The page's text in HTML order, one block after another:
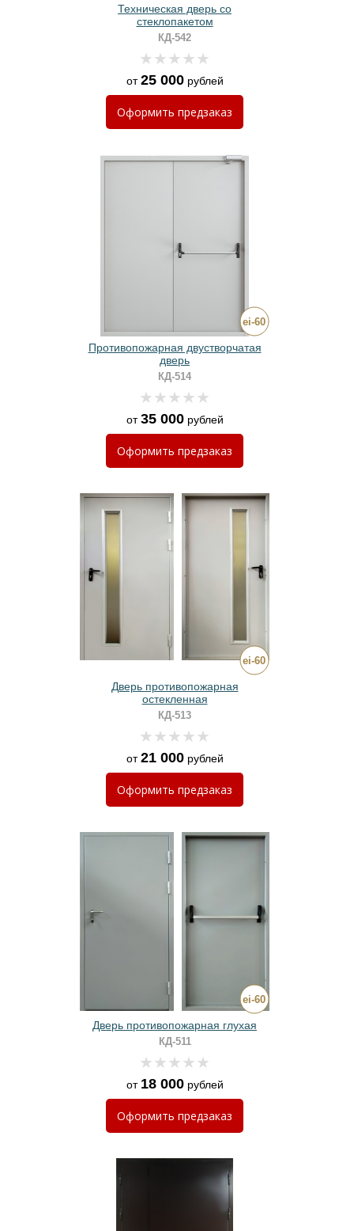
Техническая дверь со
стеклопакетом
КД-542
от25 000рублей
Оформить предзаказ
Противопожарная двустворчатая
дверь
КД-514
от35 000рублей
Оформить предзаказ
Дверь противопожарная
остекленная
КД-513
от21 000рублей
Оформить предзаказ
Дверь противопожарная глухая
КД-511
от 18 000рублей
Оформить предзаказ